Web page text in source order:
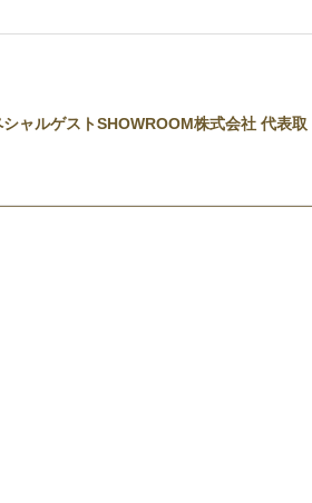
ャルゲストSHOWROOM株式会社 代表取